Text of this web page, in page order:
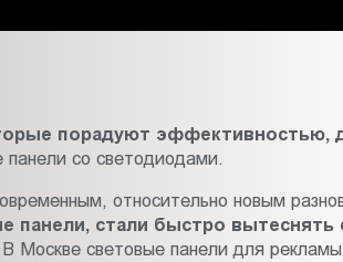
порадуют эффективностью,
со светодиодами.
относительно новым
панели, стали быстро
световые панели для рекламы